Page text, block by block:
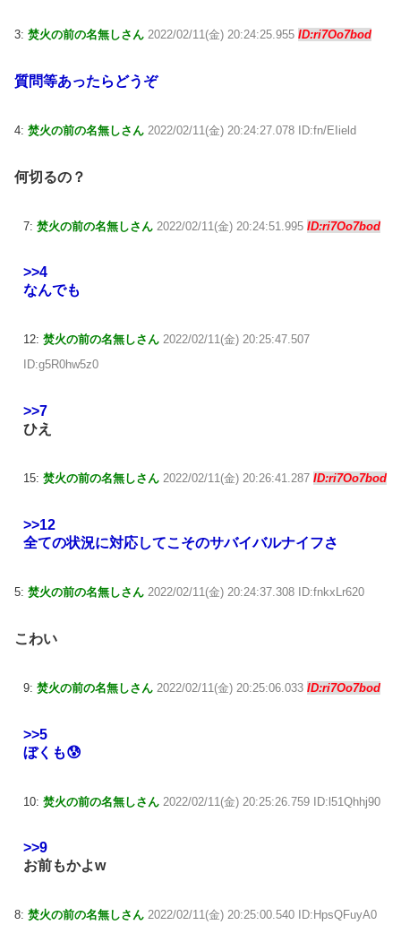
3: 焚火の前の名無しさん 2022/02/11(金) 20:24:25.955 ID:ri7Oo7bod
質問等あったらどうぞ
4: 焚火の前の名無しさん 2022/02/11(金) 20:24:27.078 ID:fn/EIield
何切るの？
7: 焚火の前の名無しさん 2022/02/11(金) 20:24:51.995 ID:ri7Oo7bod
>>4
なんでも
12: 焚火の前の名無しさん 2022/02/11(金) 20:25:47.507
ID:g5R0hw5z0
>>7
ひえ
15: 焚火の前の名無しさん 2022/02/11(金) 20:26:41.287 ID:ri7Oo7bod
>>12
全ての状況に対応してこそのサバイバルナイフさ
5: 焚火の前の名無しさん 2022/02/11(金) 20:24:37.308 ID:fnkxLr620
こわい
9: 焚火の前の名無しさん 2022/02/11(金) 20:25:06.033 ID:ri7Oo7bod
>>5
ぼくも😰
10: 焚火の前の名無しさん 2022/02/11(金) 20:25:26.759 ID:l51Qhhj90
>>9
お前もかよw
8: 焚火の前の名無しさん 2022/02/11(金) 20:25:00.540 ID:HpsQFuyA0